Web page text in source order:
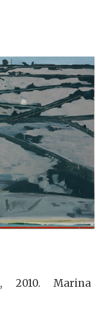
, 2010. Marina